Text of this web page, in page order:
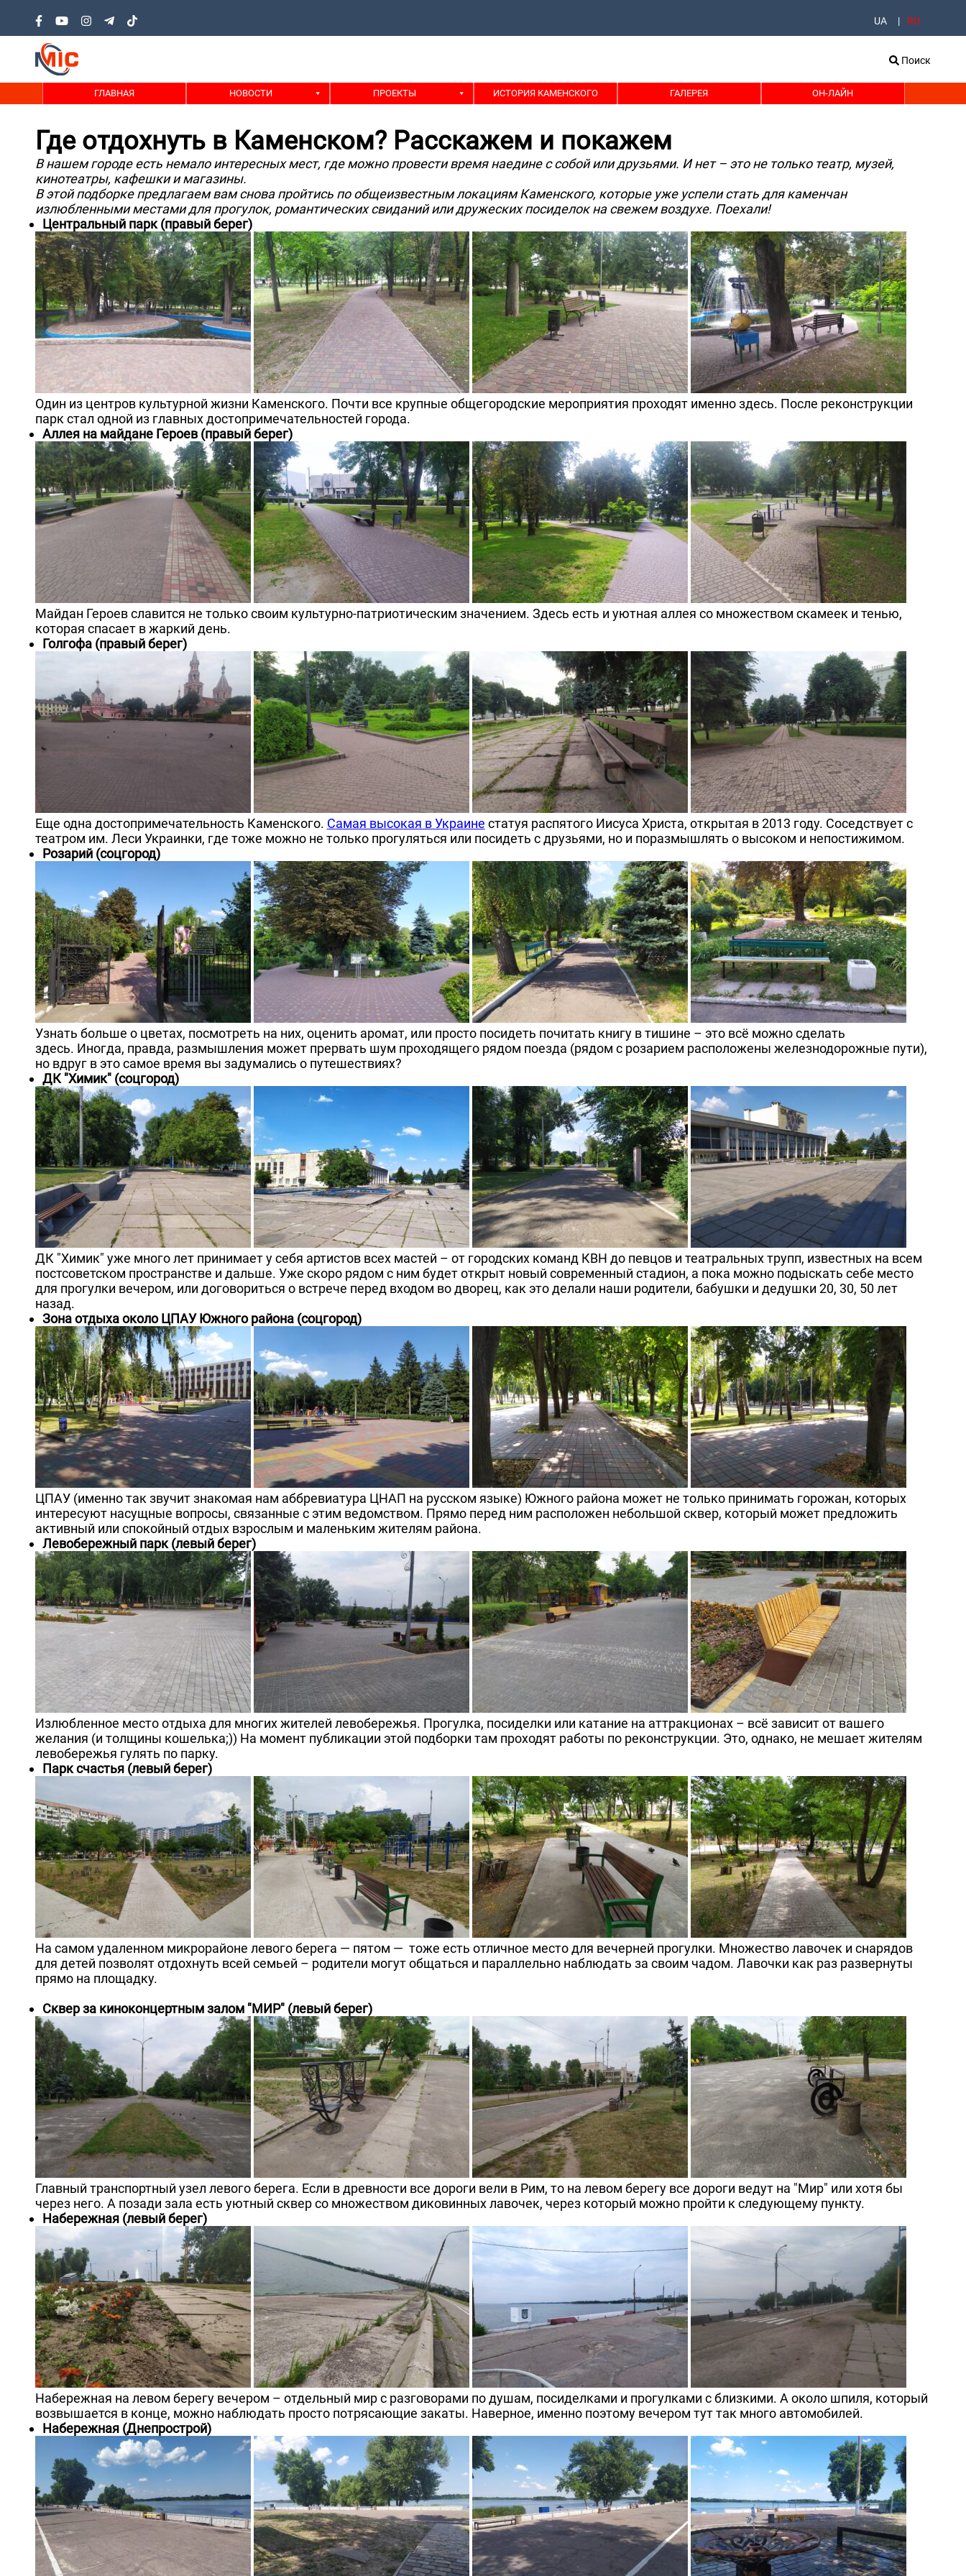
UA RU
Поиск
ГЛАВНАЯ НОВОСТИ ПРОЕКТЫ ИСТОРИЯ КАМЕНСКОГО ГАЛЕРЕЯ ОН-ЛАЙН
Где отдохнуть в Каменском? Расскажем и покажем
В нашем городе есть немало интересных мест, где можно провести время наедине с собой или друзьями. И нет – это не только театр, музей,
кинотеатры, кафешки и магазины.
В этой подборке предлагаем вам снова пройтись по общеизвестным локациям Каменского, которые уже успели стать для каменчан
излюбленными местами для прогулок, романтических свиданий или дружеских посиделок на свежем воздухе. Поехали!
Центральный парк (правый берег)
Один из центров культурной жизни Каменского. Почти все крупные общегородские мероприятия проходят именно здесь. После реконструкции
парк стал одной из главных достопримечательностей города.
Аллея на майдане Героев (правый берег)
Майдан Героев славится не только своим культурно-патриотическим значением. Здесь есть и уютная аллея со множеством скамеек и тенью,
которая спасает в жаркий день.
Голгофа (правый берег)
Еще одна достопримечательность Каменского. Самая высокая в Украине статуя распятого Иисуса Христа, открытая в 2013 году. Соседствует с
театром им. Леси Украинки, где тоже можно не только прогуляться или посидеть с друзьями, но и поразмышлять о высоком и непостижимом.
Розарий (соцгород)
Узнать больше о цветах, посмотреть на них, оценить аромат, или просто посидеть почитать книгу в тишине – это всё можно сделать
здесь. Иногда, правда, размышления может прервать шум проходящего рядом поезда (рядом с розарием расположены железнодорожные пути),
но вдруг в это самое время вы задумались о путешествиях?
ДК "Химик" (соцгород)
ДК "Химик" уже много лет принимает у себя артистов всех мастей – от городских команд КВН до певцов и театральных трупп, известных на всем
постсоветском пространстве и дальше. Уже скоро рядом с ним будет открыт новый современный стадион, а пока можно подыскать себе место
для прогулки вечером, или договориться о встрече перед входом во дворец, как это делали наши родители, бабушки и дедушки 20, 30, 50 лет
назад.
Зона отдыха около ЦПАУ Южного района (соцгород)
ЦПАУ (именно так звучит знакомая нам аббревиатура ЦНАП на русском языке) Южного района может не только принимать горожан, которых
интересуют насущные вопросы, связанные с этим ведомством. Прямо перед ним расположен небольшой сквер, который может предложить
активный или спокойный отдых взрослым и маленьким жителям района.
Левобережный парк (левый берег)
Излюбленное место отдыха для многих жителей левобережья. Прогулка, посиделки или катание на аттракционах – всё зависит от вашего
желания (и толщины кошелька;)) На момент публикации этой подборки там проходят работы по реконструкции. Это, однако, не мешает жителям
левобережья гулять по парку.
Парк счастья (левый берег)
На самом удаленном микрорайоне левого берега — пятом — тоже есть отличное место для вечерней прогулки. Множество лавочек и снарядов
для детей позволят отдохнуть всей семьей – родители могут общаться и параллельно наблюдать за своим чадом. Лавочки как раз развернуты
прямо на площадку.
Сквер за киноконцертным залом "МИР" (левый берег)
Главный транспортный узел левого берега. Если в древности все дороги вели в Рим, то на левом берегу все дороги ведут на "Мир" или хотя бы
через него. А позади зала есть уютный сквер со множеством диковинных лавочек, через который можно пройти к следующему пункту.
Набережная (левый берег)
Набережная на левом берегу вечером – отдельный мир с разговорами по душам, посиделками и прогулками с близкими. А около шпиля, который
возвышается в конце, можно наблюдать просто потрясающие закаты. Наверное, именно поэтому вечером тут так много автомобилей.
Набережная (Днепрострой)